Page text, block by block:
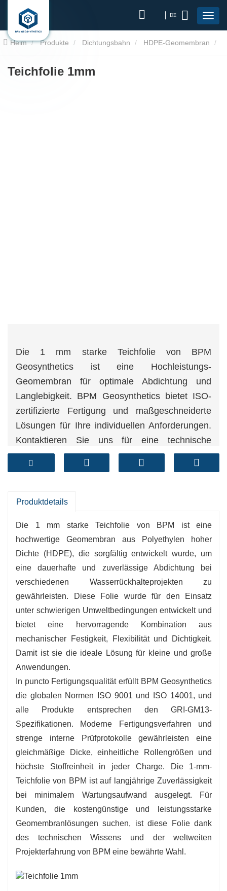
DE
Heim Produkte Dichtungsbahn HDPE-Geomembran
Teichfolie 1mm
Teichfolie 1mm
Die 1 mm starke Teichfolie von BPM
Geosynthetics ist eine Hochleistungs-
Geomembran für optimale Abdichtung und
Langlebigkeit. BPM Geosynthetics bietet ISO-
zertifizierte Fertigung und maßgeschneiderte
Lösungen für Ihre individuellen Anforderungen.
Kontaktieren Sie uns für eine technische
Anleitung und kostenlose Muster.
1. Teichfolie 1mm Produktspezifikationen
- Material: 100 % reines HDPE
- Farbe: Schwarz, Blau, Weiß, Grün (andere
Farben auf Anfrage erhältlich)
Produktdetails
Die 1 mm starke Teichfolie von BPM ist eine
hochwertige Geomembran aus Polyethylen hoher
Dichte (HDPE), die sorgfältig entwickelt wurde, um
eine dauerhafte und zuverlässige Abdichtung bei
verschiedenen Wasserrückhalteprojekten zu
gewährleisten. Diese Folie wurde für den Einsatz
unter schwierigen Umweltbedingungen entwickelt und
bietet eine hervorragende Kombination aus
mechanischer Festigkeit, Flexibilität und Dichtigkeit.
Damit ist sie die ideale Lösung für kleine und große
Anwendungen.
In puncto Fertigungsqualität erfüllt BPM Geosynthetics
die globalen Normen ISO 9001 und ISO 14001, und
alle Produkte entsprechen den GRI-GM13-
Spezifikationen. Moderne Fertigungsverfahren und
strenge interne Prüfprotokolle gewährleisten eine
gleichmäßige Dicke, einheitliche Rollengrößen und
höchste Stoffreinheit in jeder Charge. Die 1-mm-
Teichfolie von BPM ist auf langjährige Zuverlässigkeit
bei minimalem Wartungsaufwand ausgelegt. Für
Kunden, die kostengünstige und leistungsstarke
Geomembranlösungen suchen, ist diese Folie dank
des technischen Wissens und der weltweiten
Projekterfahrung von BPM eine bewährte Wahl.